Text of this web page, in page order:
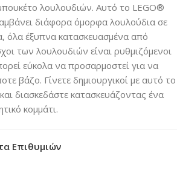
λουλουδιών. Αυτό το LEGO®
διάφορα όμορφα λουλούδια σε
όλα έξυπνα κατασκευασμένα από
των λουλουδιών είναι ρυθμιζόμενοι
εύκολα να προσαρμοστεί για να
βάζο. Γίνετε δημιουργικοί με αυτό το
διασκεδάστε κατασκευάζοντας ένα
κομμάτι.
Επιθυμιών